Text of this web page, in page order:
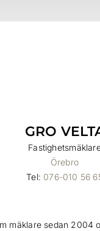
GRO
Örebro
Tel: 076-010 56
mäklare sedan 2004